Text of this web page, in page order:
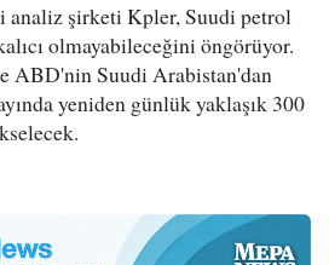
şirketi Kpler, Suudi petrol
olmayabileceğini öngörüyor.
ABD'nin Suudi Arabistan'dan
yeniden günlük yaklaşık 300